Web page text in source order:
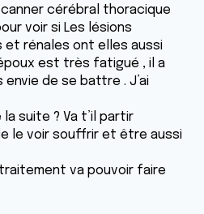
cérébral thoracique
voir si Les lésions
et rénales ont elles aussi
est très fatigué , il a
envie de se battre . J’ai
suite ? Va t’il partir
le voir souffrir et être aussi
va pouvoir faire